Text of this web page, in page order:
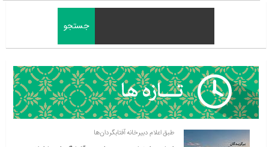
طبق اعلام دبیرخانه آفتابگردان‌ها